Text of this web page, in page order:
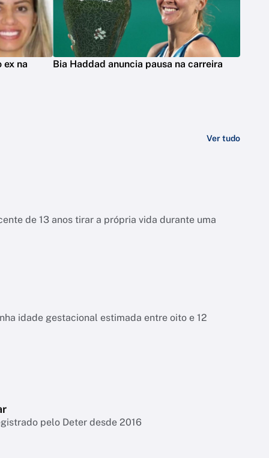
ex na
Bia Haddad anuncia pausa na carreira
Ver tudo
de 13 anos tirar a própria vida durante uma
idade gestacional estimada entre oito e 12
pelo Deter desde 2016